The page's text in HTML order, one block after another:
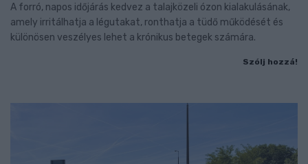
A forró, napos időjárás kedvez a talajközeli ózon kialakulásának,
amely irritálhatja a légutakat, ronthatja a tüdő működését és
különösen veszélyes lehet a krónikus betegek számára.
Szólj hozzá!